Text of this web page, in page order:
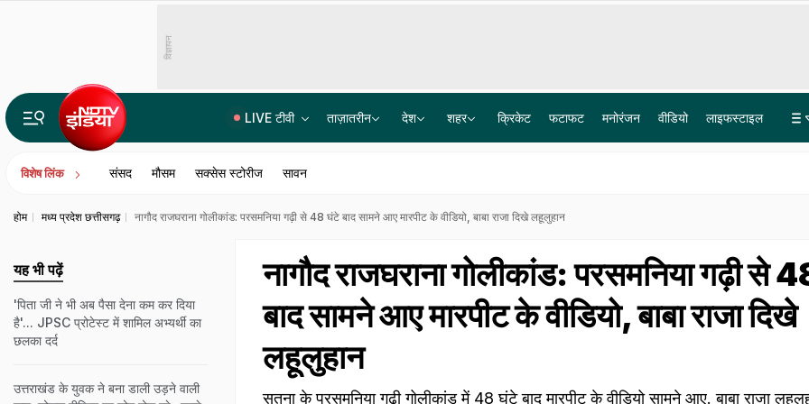
विज्ञापन
LIVE टीवी ताज़ातरीन देश शहर क्रिकेट फटाफट मनोरंजन वीडियो लाइफस्टाइल
विशेष लिंक संसद मौसम सक्सेस स्टोरीज सावन
होम मध्य प्रदेश छत्तीसगढ़ नागौद राजघराना गोलीकांड: परसमनिया गढ़ी से 48 घंटे बाद सामने आए मारपीट के वीडियो, बाबा राजा दिखे लहूलुहान
नागौद राजघराना गोलीकांड: परसमनिया गढ़ी से
बाद सामने आए मारपीट के वीडियो, बाबा राजा दिखे
लहूलुहान
सतना के परसमनिया गढ़ी गोलीकांड में 48 घंटे बाद मारपीट के वीडियो सामने आए. बाबा राजा
यह भी पढ़ें
'पिता जी ने भी अब पैसा देना कम कर दिया
है'... JPSC प्रोटेस्ट में शामिल अभ्यर्थी का
छलका दर्द
उत्तराखंड के युवक ने बना डाली उड़ने वाली